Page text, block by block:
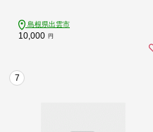
島根県出雲市
10,000 円
7